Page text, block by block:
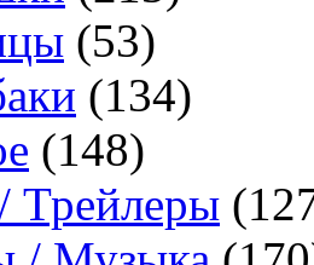
(53)
(134)
(148)
Трейлеры